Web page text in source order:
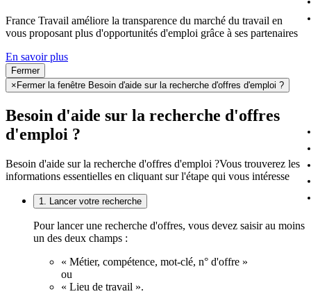
France Travail améliore la transparence du marché du travail en
vous proposant plus d'opportunités d'emploi grâce à ses partenaires
En savoir plus
Fermer
× Fermer la fenêtre Besoin d'aide sur la recherche d'offres d'emploi ?
Besoin d'aide sur la recherche d'offres
d'emploi ?
Besoin d'aide sur la recherche d'offres d'emploi ?Vous trouverez les
informations essentielles en cliquant sur l'étape qui vous intéresse
1. Lancer votre recherche
Pour lancer une recherche d'offres, vous devez saisir au moins
un des deux champs :
« Métier, compétence, mot-clé, n° d'offre »
ou
« Lieu de travail ».